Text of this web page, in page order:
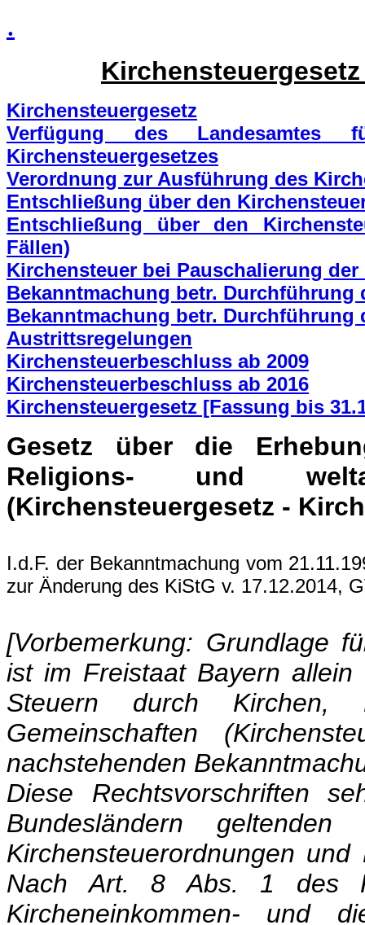
.
Kirchensteuergesetz
Verfügung des
Kirchensteuergesetzes
Verordnung zur Ausführung des
Entschließung über den
Entschließung über den
Fällen)
Kirchensteuer bei Pauschalierung
Bekanntmachung betr. Durchführung
Bekanntmachung betr. Durchführung
Austrittsregelungen
Kirchensteuerbeschluss ab 2009
Kirchensteuerbeschluss ab 2016
Kirchensteuergesetz [Fassung bis
Gesetz über die
Religions- und
(Kirchensteuergesetz -
I.d.F. der Bekanntmachung vom
zur Änderung des KiStG v. 17.12.2014,
[Vorbemerkung: Grundlage
ist im Freistaat Bayern
Steuern durch Kirchen,
Gemeinschaften
nachstehenden
Diese Rechtsvorschriften
Bundesländern
Kirchensteuerordnungen
Nach Art. 8 Abs. 1 des
Kircheneinkommen- und